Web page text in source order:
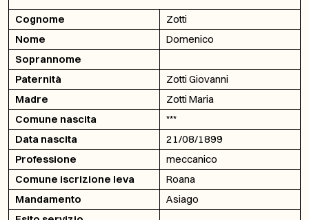
Cognome
Zotti
Nome
Domenico
Soprannome
Paternità
Zotti Giovanni
Madre
Zotti Maria
Comune nascita
***
Data nascita
21/08/1899
Professione
meccanico
Comune iscrizione leva
Roana
Mandamento
Asiago